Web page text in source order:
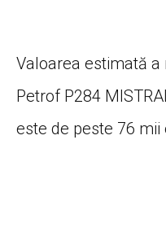
Valoarea estimată
Petrof P284
este de peste 76 mii